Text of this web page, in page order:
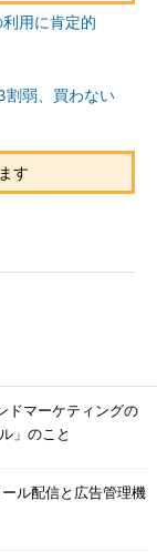
用に肯定的
割弱、買わない
す
ドマーケティングの
」のこと
ル配信と広告管理機